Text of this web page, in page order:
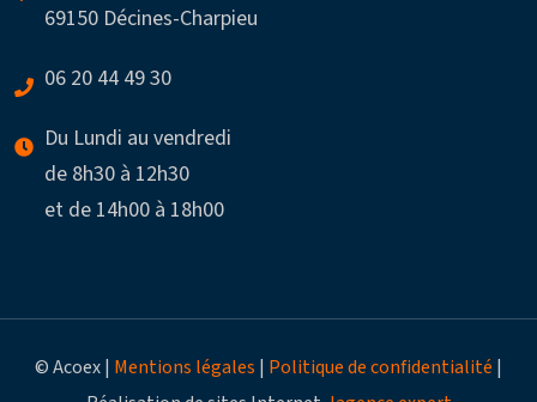
69150 Décines-Charpieu
06 20 44 49 30
Du Lundi au vendredi
de 8h30 à 12h30
et de 14h00 à 18h00
© Acoex | Mentions légales | Politique de confidentialité |